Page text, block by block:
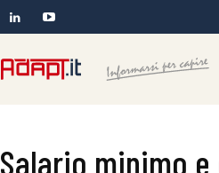
Salario minimo